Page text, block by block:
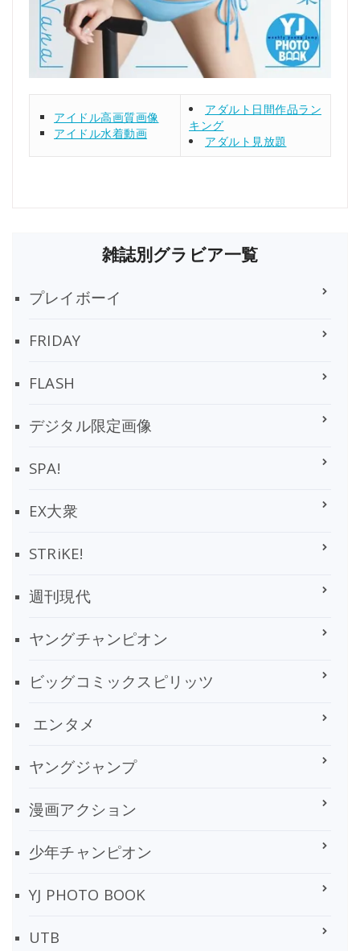
アイドル高画質画像
アイドル水着動画
アダルト日間作品ラン
キング
アダルト見放題
雑誌別グラビア一覧
プレイボーイ
FRIDAY
FLASH
デジタル限定画像
SPA!
EX大衆
STRiKE!
週刊現代
ヤングチャンピオン
ビッグコミックスピリッツ
エンタメ
ヤングジャンプ
漫画アクション
少年チャンピオン
YJ PHOTO BOOK
UTB